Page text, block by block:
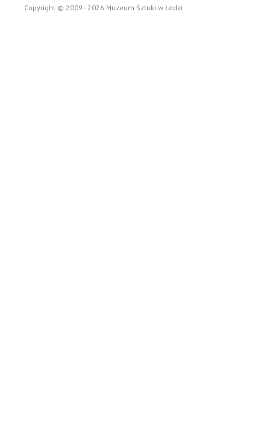
Copyright © 2009 - 2026 Muzeum Sztuki w Łodzi